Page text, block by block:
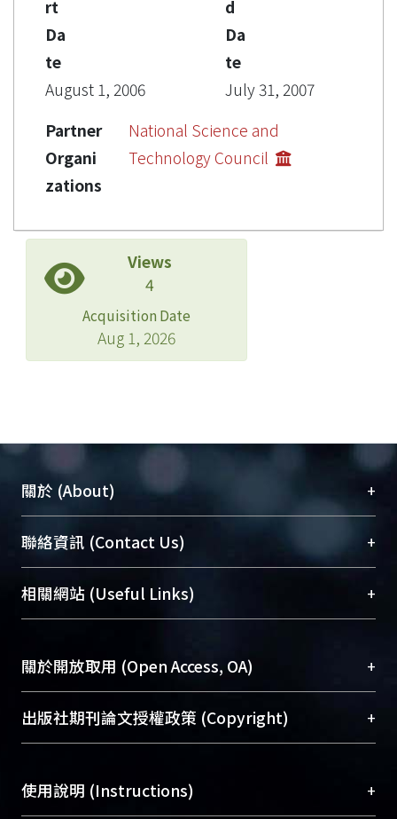
rt
Da
te
August 1, 2006
d
Da
te
July 31, 2007
Partner
Organi
zations
National Science and
Technology Council
Views
4
Acquisition Date
Aug 1, 2026
關於 (About) +
臺大位居世界頂尖大學之列，為永久珍藏及向國際
展現本校豐碩的研究成果及學術能量，圖書館整合
機構典藏（NTUR）與學術庫（AH）不同功能平
台，成為臺大學術典藏NTU scholars。期能整合研
成果。
To permanently archive and promote researcher
profiles and scholarly works, Library integrates the
services of “NTU Repository” with “Academic
聯絡資訊 (Contact Us) +
總館學科館員(Main Library)
醫學圖書館學科館員(Medical Library)
Sciences Library)
相關網站 (Useful Links) +
關於開放取用 (Open Access, OA) +
開放取用是從使用者角度提升資訊取用性的社會運
動，應用在學術研究上是透過將研究著作公開供使
用逐年攀升。同時可加速研究發展、提升研究影響
出版社期刊論文授權政策 (Copyright) +
含部分內容的版權非匯入者所有，或由第三方贊
助與合作完成，請確認該版權所有者及第三方同
使用說明 (Instructions) +